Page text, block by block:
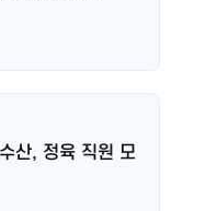
산, 정육 직원 모